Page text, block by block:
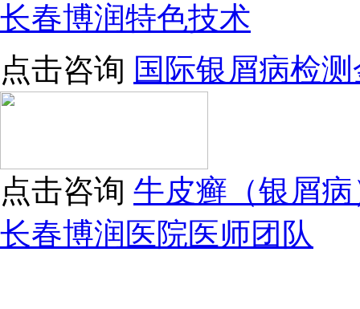
长春博润特色技术
点击咨询 国际银屑病检
点击咨询 牛皮癣（银屑
长春博润医院医师团队